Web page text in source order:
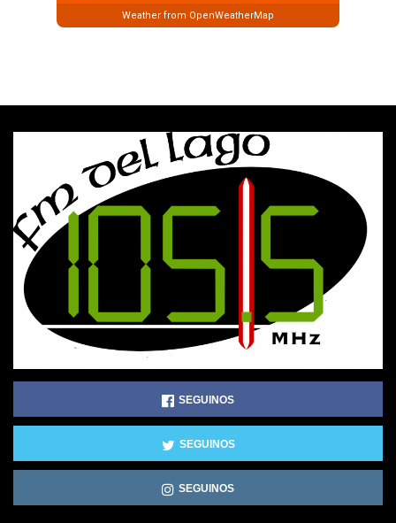
Weather from OpenWeatherMap
SEGUINOS
SEGUINOS
SEGUINOS